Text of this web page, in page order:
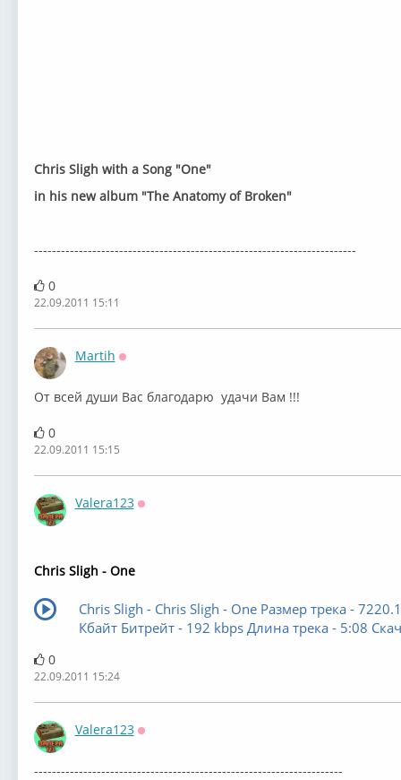
Chris Sligh with a Song "One"
in his new album "The Anatomy of Broken"
------------------------------------------------------------------------
0
22.09.2011 15:11
Martih
От всей души Вас благодарю удачи Вам !!!
0
22.09.2011 15:15
Valera123
Chris Sligh - One
Chris Sligh - Chris Sligh - One Размер трека - 7220.1
Кбайт Битрейт - 192 kbps Длина трека - 5:08
0
22.09.2011 15:24
Valera123
---------------------------------------------------------------------